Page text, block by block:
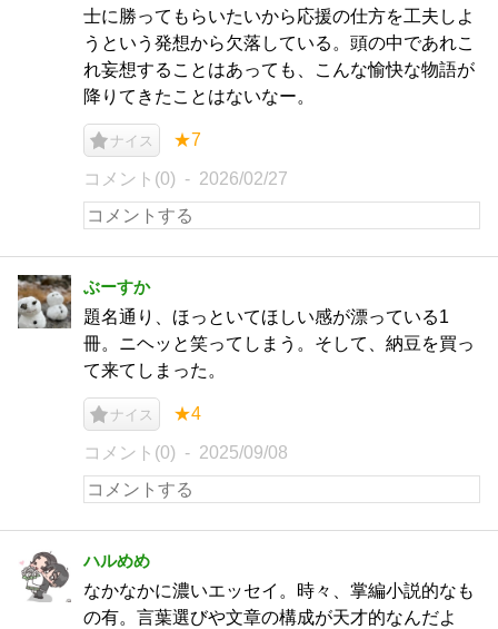
士に勝ってもらいたいから応援の仕方を工夫しよ
うという発想から欠落している。頭の中であれこ
れ妄想することはあっても、こんな愉快な物語が
降りてきたことはないなー。
ナイス ★7
コメント(0) 2026/02/27
ぶーすか
題名通り、ほっといてほしい感が漂っている1
冊。ニヘッと笑ってしまう。そして、納豆を買っ
て来てしまった。
ナイス ★4
コメント(0) 2025/09/08
ハルめめ
なかなかに濃いエッセイ。時々、掌編小説的なも
の有。言葉選びや文章の構成が天才的なんだよ